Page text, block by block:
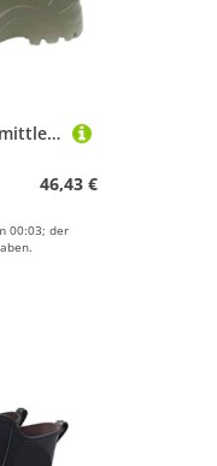
Herren Regenstiefel mit mittlerer Wade, Eva, leichte Wasserschuhe, wasserdicht, Dicke Absätze, Angelstiefel, Gummistiefel Für Industrie Handwerk(Green,M(38-39))
46,43 €
00:03; der